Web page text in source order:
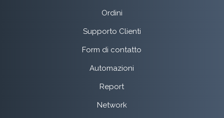
Ordini
Supporto Clienti
Form di contatto
Automazioni
Report
Network